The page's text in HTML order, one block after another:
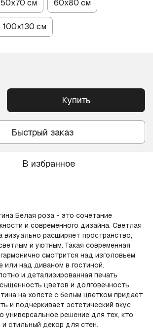
50х70 см 60х80 см
100х130 см
Купить
Быстрый заказ
В избранное
Белая роза - это сочетание
и современного дизайна. Светлая
визуально расширяет пространство,
и уютным. Такая современная
смотрится над изголовьем
или над диваном в гостиной.
и детализированная печать
цветов и долговечность
на холсте с белым цветком придает
и подчеркивает эстетический вкус
универсальное решение для тех, кто
стильный декор для стен.